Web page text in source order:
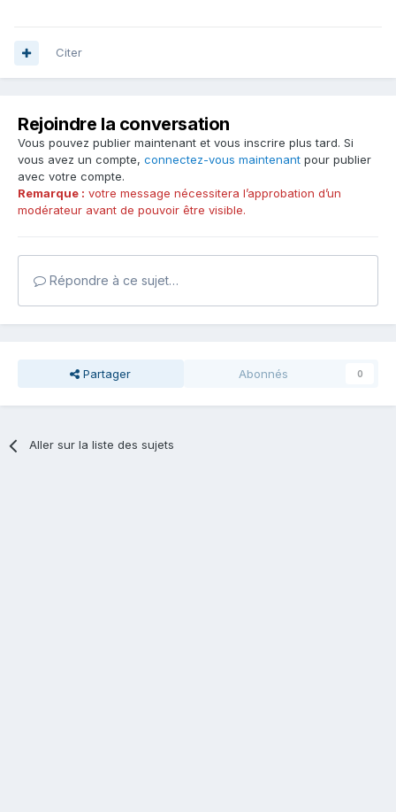
Citer
Rejoindre la conversation
Vous pouvez publier maintenant et vous inscrire plus tard. Si
vous avez un compte, connectez-vous maintenant pour publier
avec votre compte.
Remarque : votre message nécessitera l’approbation d’un
modérateur avant de pouvoir être visible.
Répondre à ce sujet…
Partager Abonnés 0
Aller sur la liste des sujets